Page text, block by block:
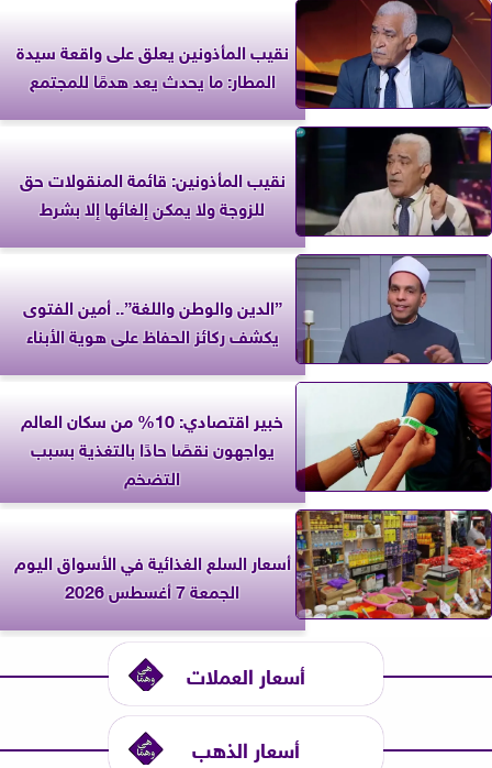
نقيب المأذونين يعلق على واقعة سيدة
المطار: ما يحدث يعد هدمًا للمجتمع
نقيب المأذونين: قائمة المنقولات حق
للزوجة ولا يمكن إلغائها إلا بشرط
”الدين والوطن واللغة”.. أمين الفتوى
يكشف ركائز الحفاظ على هوية الأبناء
خبير اقتصادي: 10% من سكان العالم
يواجهون نقصًا حادًا بالتغذية بسبب
التضخم
أسعار السلع الغذائية في الأسواق اليوم
الجمعة 7 أغسطس 2026
أسعار العملات
أسعار الذهب